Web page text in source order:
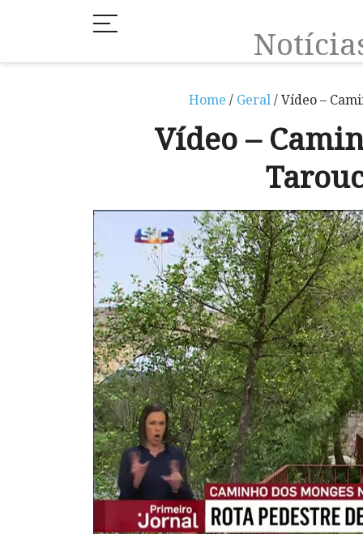
Home / Geral/ Vídeo –
Vídeo –